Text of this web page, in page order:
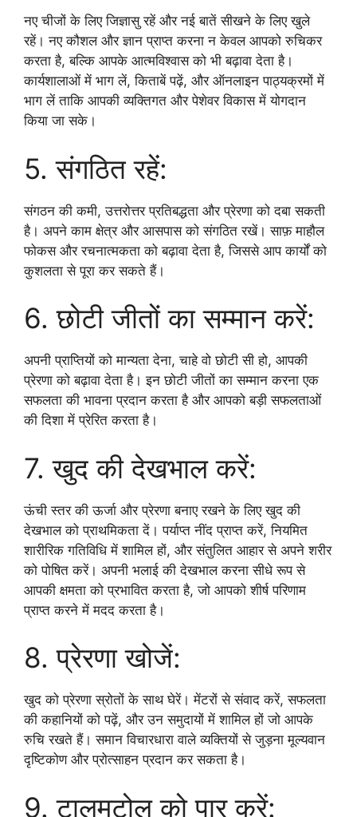
नए चीजों के लिए जिज्ञासु रहें और नई बातें सीखने के लिए खुले
रहें। नए कौशल और ज्ञान प्राप्त करना न केवल आपको रुचिकर
करता है, बल्कि आपके आत्मविश्वास को भी बढ़ावा देता है।
कार्यशालाओं में भाग लें, किताबें पढ़ें, और ऑनलाइन पाठ्यक्रमों में
भाग लें ताकि आपकी व्यक्तिगत और पेशेवर विकास में योगदान
किया जा सके।
5. संगठित रहें:
संगठन की कमी, उत्तरोत्तर प्रतिबद्धता और प्रेरणा को दबा सकती
है। अपने काम क्षेत्र और आसपास को संगठित रखें। साफ़ माहौल
फोकस और रचनात्मकता को बढ़ावा देता है, जिससे आप कार्यों को
कुशलता से पूरा कर सकते हैं।
6. छोटी जीतों का सम्मान करें:
अपनी प्राप्तियों को मान्यता देना, चाहे वो छोटी सी हो, आपकी
प्रेरणा को बढ़ावा देता है। इन छोटी जीतों का सम्मान करना एक
सफलता की भावना प्रदान करता है और आपको बड़ी सफलताओं
की दिशा में प्रेरित करता है।
7. खुद की देखभाल करें:
ऊंची स्तर की ऊर्जा और प्रेरणा बनाए रखने के लिए खुद की
देखभाल को प्राथमिकता दें। पर्याप्त नींद प्राप्त करें, नियमित
शारीरिक गतिविधि में शामिल हों, और संतुलित आहार से अपने शरीर
को पोषित करें। अपनी भलाई की देखभाल करना सीधे रूप से
आपकी क्षमता को प्रभावित करता है, जो आपको शीर्ष परिणाम
प्राप्त करने में मदद करता है।
8. प्रेरणा खोजें:
खुद को प्रेरणा स्रोतों के साथ घेरें। मेंटरों से संवाद करें, सफलता
की कहानियों को पढ़ें, और उन समुदायों में शामिल हों जो आपके
रुचि रखते हैं। समान विचारधारा वाले व्यक्तियों से जुड़ना मूल्यवान
दृष्टिकोण और प्रोत्साहन प्रदान कर सकता है।
9. टालमटोल को पार करें: